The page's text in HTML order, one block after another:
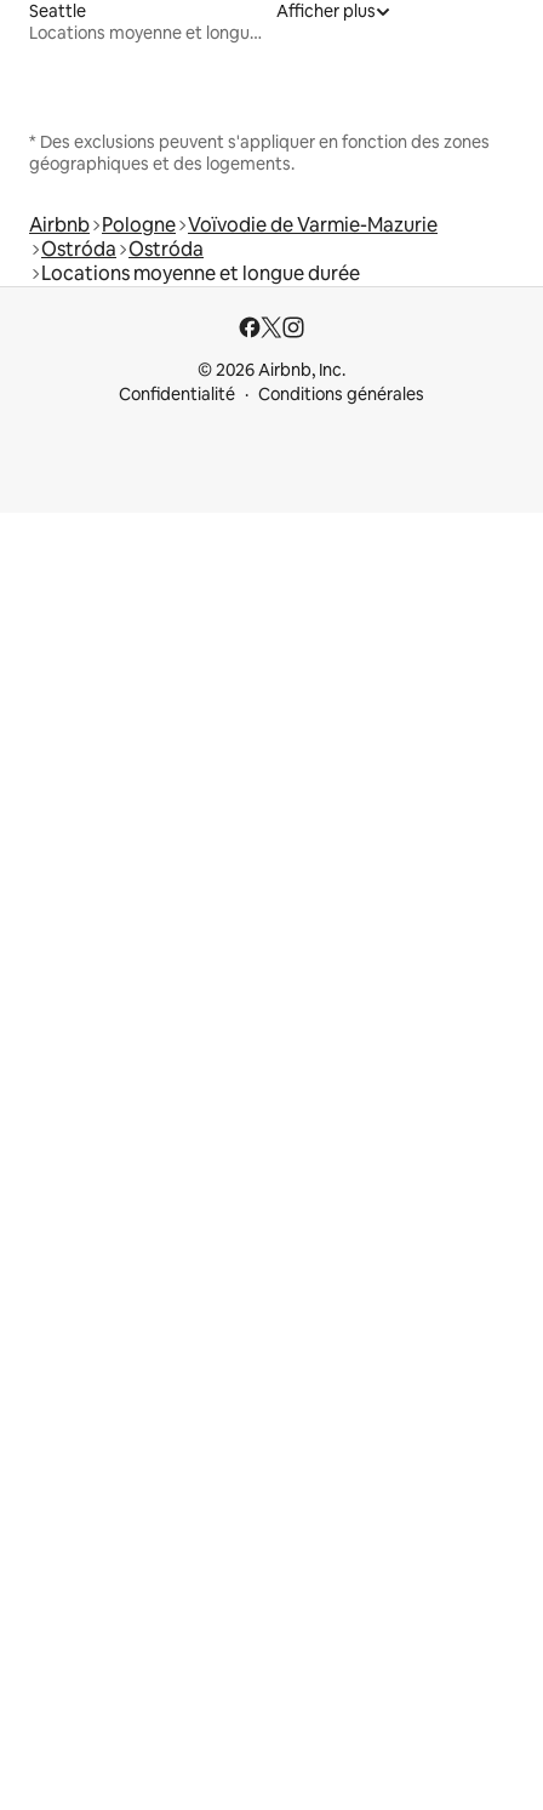
Seattle
Locations moyenne et longue durée
Afficher plus
* Des exclusions peuvent s'appliquer en fonction des zones
géographiques et des logements.
Airbnb Pologne Voïvodie de Varmie-Mazurie
Ostróda Ostróda
Locations moyenne et longue durée
© 2026 Airbnb, Inc.
Confidentialité
Conditions générales